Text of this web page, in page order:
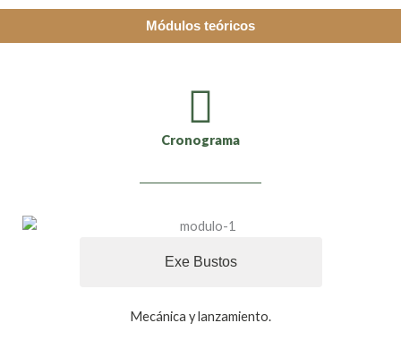
Módulos teóricos
Cronograma
Exe Bustos
Mecánica y lanzamiento.